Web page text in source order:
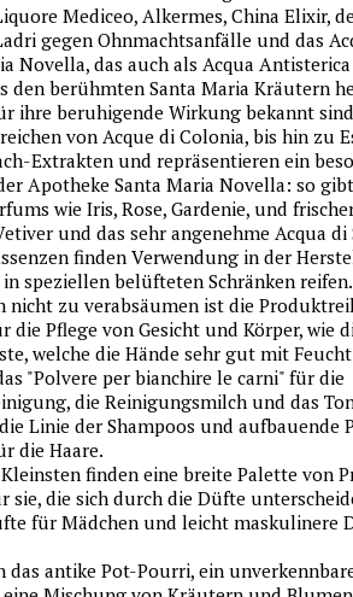
Mediceo, Alkermes, China Elixir,
gegen Ohnmachtsanfälle und das
Novella, das auch als Acqua
den berühmten Santa Maria Kräutern
ihre beruhigende Wirkung bekannt
von Acque di Colonia, bis hin zu
Extrakten und repräsentieren ein
Apotheke Santa Maria Novella: so
wie Iris, Rose, Gardenie, und
und das sehr angenehme Acqua di
finden Verwendung in der
in speziellen belüfteten Schränken reifen.
nicht zu verabsäumen ist die
die Pflege von Gesicht und Körper, wie
welche die Hände sehr gut mit
"Polvere per bianchire le carni" für die
die Reinigungsmilch und das
Linie der Shampoos und aufbauende
die Haare.
finden eine breite Palette von
sie, die sich durch die Düfte
für Mädchen und leicht maskulinere
das antike Pot-Pourri, ein